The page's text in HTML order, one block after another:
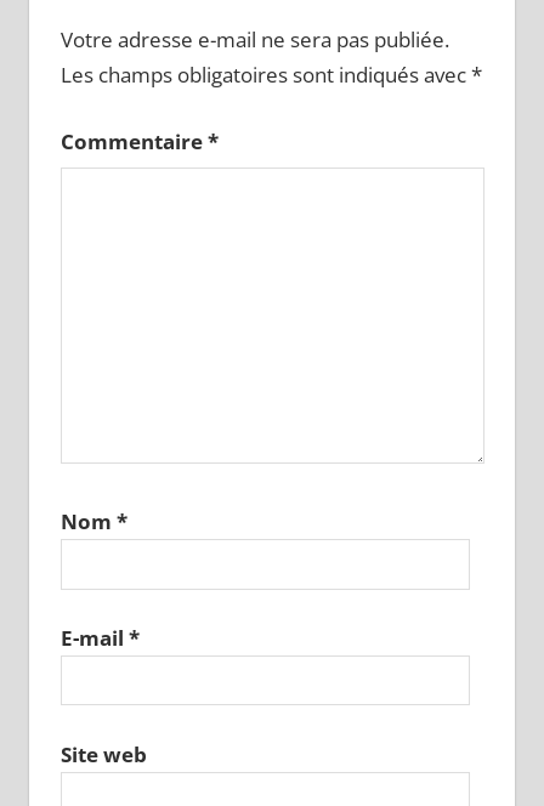
Votre adresse e-mail ne sera pas publiée.
Les champs obligatoires sont indiqués avec*
Commentaire*
Nom *
E-mail *
Site web